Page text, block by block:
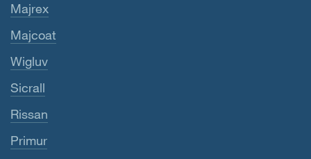
Majrex
Majcoat
Wigluv
Sicrall
Rissan
Primur